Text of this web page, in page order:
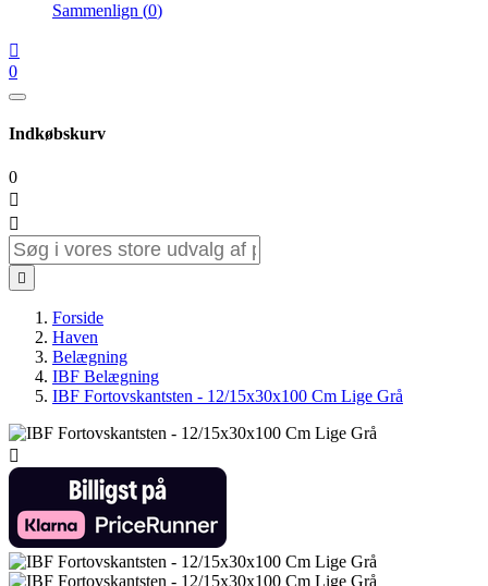
Sammenlign (0)

0
Indkøbskurv
0



Forside
Haven
Belægning
IBF Belægning
IBF Fortovskantsten - 12/15x30x100 Cm Lige Grå
